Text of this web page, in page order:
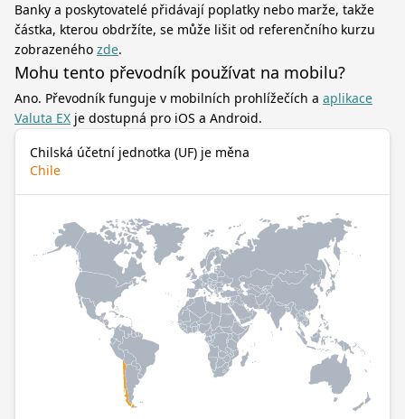
Banky a poskytovatelé přidávají poplatky nebo marže, takže
částka, kterou obdržíte, se může lišit od referenčního kurzu
zobrazeného zde.
Mohu tento převodník používat na mobilu?
Ano. Převodník funguje v mobilních prohlížečích a aplikace
Valuta EX je dostupná pro iOS a Android.
Chilská účetní jednotka (UF) je měna
Chile